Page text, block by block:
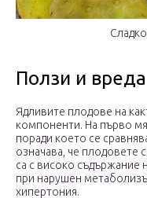
Ползи и
Ядливите плодове на
компоненти. На първо
поради което се
означава, че плодовете
са с високо съдържание
при нарушен
хипертония.